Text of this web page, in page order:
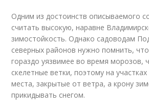
Одним из достоинств описываемого
считать высокую, наравне
зимостойкость. Однако садоводам
северных районов нужно помнить,
гораздо уязвимее во время морозов,
скелетные ветки, поэтому на
места, закрытые от ветра, а крону
прикидывать снегом.